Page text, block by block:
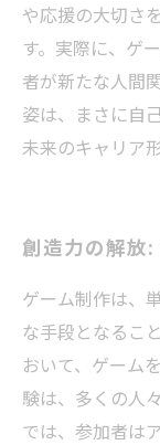
や応援の大切さ
す。実際に、ゲ
者が新たな人間
姿は、まさに自
未来のキャリア
創造力の解放
ゲーム制作は、
な手段となるこ
おいて、ゲーム
験は、多くの人
では、参加者は